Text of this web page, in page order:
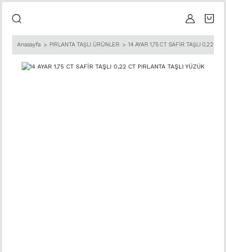
Anasayfa PIRLANTA TAŞLI ÜRÜNLER 14 AYAR 1,75 CT SAFİR TAŞLI 0,22 CT